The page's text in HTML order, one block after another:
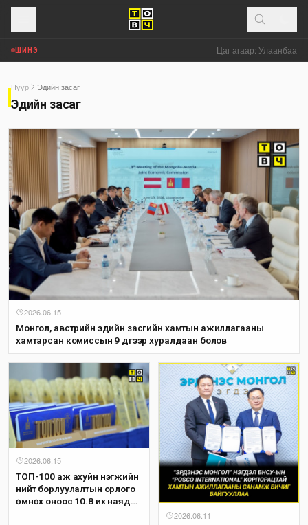
ШИНЭ Цаг агаар:
Нүүр Эдийн засаг
Эдийн засаг
2026.06.15
Монгол, австрийн эдийн засгийн хамтын ажиллагааны
хамтарсан комиссын 9 дүгээр хуралдаан болов
2026.06.15
ТОП-100 аж ахуйн нэгжийн
нийт борлуулалтын орлого
өмнөх оноос 10.8 их наяд
2026.06.11